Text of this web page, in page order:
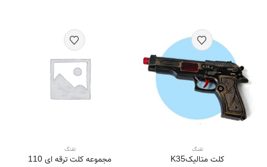
تفنگ
کلت متالیکK35
تفنگ
مجموعه کلت ترقه ای 110